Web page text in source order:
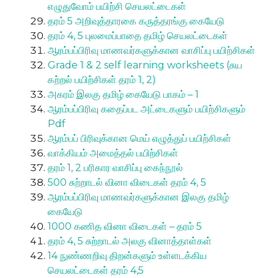
எழுதுவோம் பயிற்சி செயலட்டைகள்
தரம் 5 அறிவுத்தாரகை கருத்தரங்கு கையேடு
தரம் 4, 5 புலமைப்பாதை தமிழ் செயலட்டைகள்
ஆரம்பப்பிரிவு மாணவர்களுக்கான வாசிப்பு பயிற்சிகள்
Grade 1 & 2 self learning worksheets (சுய
கற்றல் பயிற்சிகள் தரம் 1, 2)
அகரம் இலகு தமிழ் கையேடு பாகம் – 1
ஆரம்பப்பிரிவு கதைப்பட அட்டைகளும் பயிற்சிகளும்
Pdf
ஆரம்பப் பிரிவுக்கான மெய் எழுத்துப் பயிற்சிகள்
வாக்கியம் அமைத்தல் பயிற்சிகள்
தரம் 1, 2 பரிகார வாசிப்பு கைந்நூல்
500 சுற்றாடல் வினா விடைகள் தரம் 4, 5
ஆரம்பப்பிரிவு மாணவர்களுக்கான இலகு தமிழ்
கையேடு
1000 கணித வினா விடைகள் – தரம் 5
தரம் 4, 5 சுற்றாடல் அலகு வினாத்தாள்கள்
14 நுண்ணறிவு திறன்களும் உள்ளடக்கிய
செயலட்டைகள் தரம் 4,5